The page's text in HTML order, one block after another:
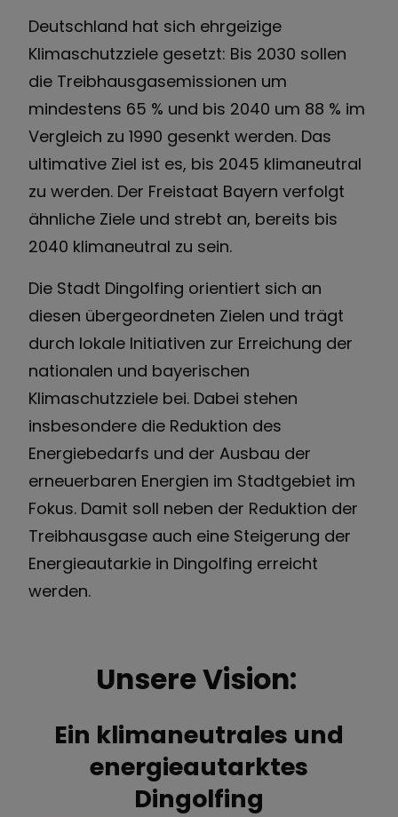
Deutschland hat sich ehrgeizige
Klimaschutzziele gesetzt: Bis 2030 sollen
die Treibhausgasemissionen um
mindestens 65 % und bis 2040 um 88 % im
Vergleich zu 1990 gesenkt werden. Das
ultimative Ziel ist es, bis 2045 klimaneutral
zu werden. Der Freistaat Bayern verfolgt
ähnliche Ziele und strebt an, bereits bis
2040 klimaneutral zu sein.
Die Stadt Dingolfing orientiert sich an
diesen übergeordneten Zielen und trägt
durch lokale Initiativen zur Erreichung der
nationalen und bayerischen
Klimaschutzziele bei. Dabei stehen
insbesondere die Reduktion des
Energiebedarfs und der Ausbau der
erneuerbaren Energien im Stadtgebiet im
Fokus. Damit soll neben der Reduktion der
Treibhausgase auch eine Steigerung der
Energieautarkie in Dingolfing erreicht
werden.
Unsere Vision:
Ein klimaneutrales und
energieautarktes
Dingolfing